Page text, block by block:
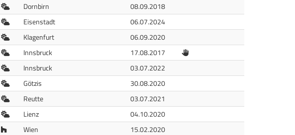
FreiluftDornbirn
08.09.2018
FreiluftEisenstadt
06.07.2024
FreiluftKlagenfurt
06.09.2020
FreiluftInnsbruck 17.08.2017
FreiluftInnsbruck
03.07.2022
FreiluftGötzis
30.08.2020
FreiluftReutte
03.07.2021
FreiluftLienz
04.10.2020
Halle Wien
15.02.2020